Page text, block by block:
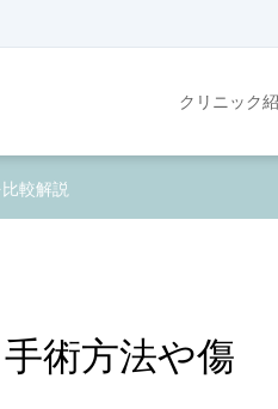
クリニック
較解説
術方法や傷